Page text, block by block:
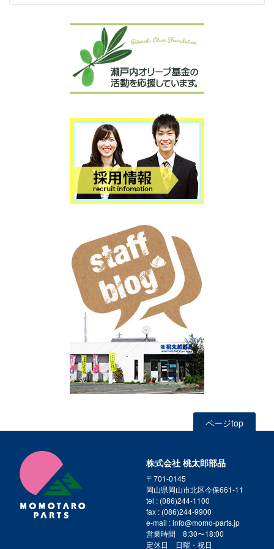
ページtop
株式会社 桃太郎部品
〒701-0145
岡山県岡山市北区今保661-11
tel : (086)244-1100
fax : (086)244-9900
e-mail : info@momo-parts.jp
営業時間 8:30〜18:00
定休日 日曜・祝日